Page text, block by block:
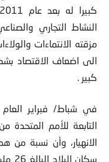
النشاط التجاري
مزقته الانتماءات
الى اضعاف الاقتصاد
كبير .
في شباط/ فبراير العام
التابعة للأمم